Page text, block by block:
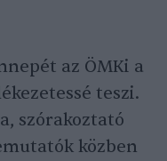
az ÖMKi a
teszi.
szórakoztató
közben